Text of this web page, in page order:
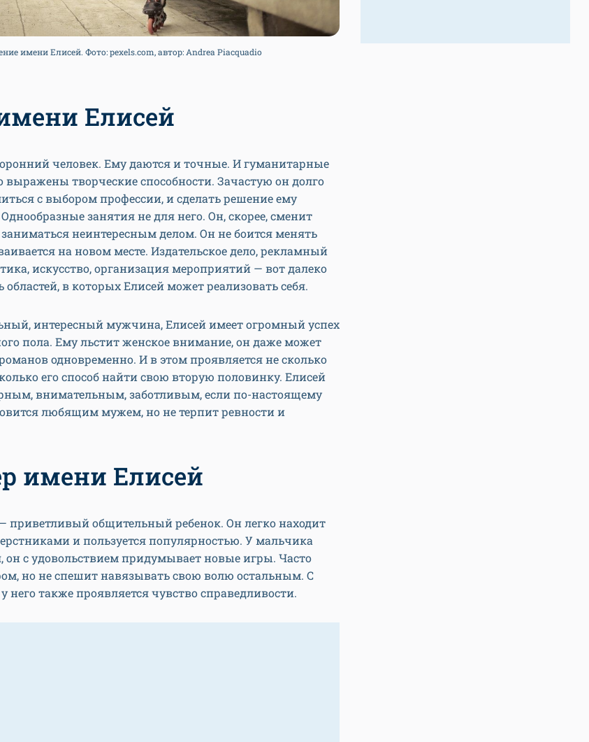
имени Елисей. Фото: pexels.com, автор: Andrea Piacquadio
Елисей
человек. Ему даются и точные. И гуманитарные
выражены творческие способности. Зачастую он долго
с выбором профессии, и сделать решение ему
занятия не для него. Он, скорее, сменит
заниматься неинтересным делом. Он не боится менять
на новом месте. Издательское дело, рекламный
искусство, организация мероприятий — вот далеко
в которых Елисей может реализовать себя.
интересный мужчина, Елисей имеет огромный успех
пола. Ему льстит женское внимание, он даже может
одновременно. И в этом проявляется не сколько
его способ найти свою вторую половинку. Елисей
внимательным, заботливым, если по-настоящему
любящим мужем, но не терпит ревности и
имени Елисей
приветливый общительный ребенок. Он легко находит
и пользуется популярностью. У мальчика
он с удовольствием придумывает новые игры. Часто
но не спешит навязывать свою волю остальным. С
него также проявляется чувство справедливости.